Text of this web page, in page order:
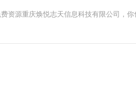
资源重庆焕悦志天信息科技有限公司，